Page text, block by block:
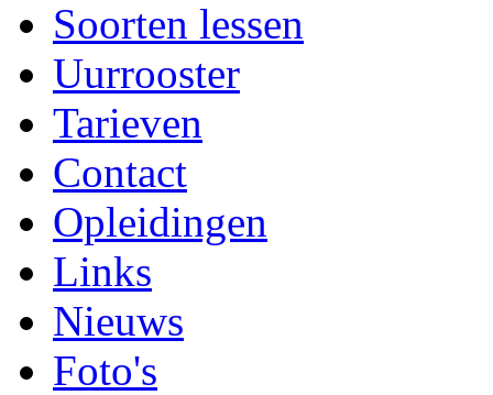
Soorten lessen
Uurrooster
Tarieven
Contact
Opleidingen
Links
Nieuws
Foto's